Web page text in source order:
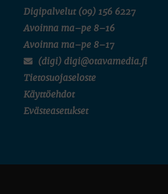
Digipalvelut (09) 156 6227
Avoinna ma–pe 8–16
Avoinna ma–pe 8–17
(digi) digi@otavamedia.fi
Tietosuojaseloste
Käyttöehdot
Evästeasetukset